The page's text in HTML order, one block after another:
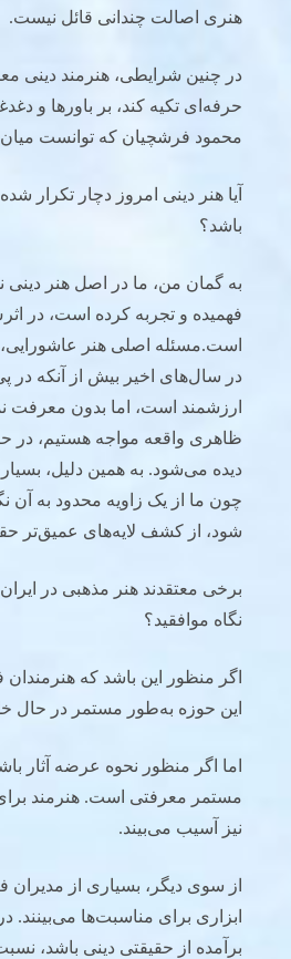
هنری اصالت چندانی قائل نیست.
در چنین شرایطی، هنرمند دینی
حرفه‌ای تکیه کند، بر باورها و
محمود فرشچیان که توانست میان
آیا هنر دینی امروز دچار
باشد؟
به گمان من، ما در اصل هنر دینی
فهمیده و تجربه کرده است، در
است.مسئله اصلی هنر
در سال‌های اخیر بیش از آنکه در
ارزشمند است، اما بدون معرفت
ظاهری واقعه مواجه هستیم، در
دیده می‌شود. به همین دلیل،
چون ما از یک زاویه محدود به آن
شود، از کشف لایه‌های عمیق‌تر
برخی معتقدند هنر مذهبی در
نگاه موافقید؟
اگر منظور این باشد که
این حوزه به‌طور مستمر در حال
اما اگر منظور نحوه عرضه آثار
مستمر معرفتی است. هنرمند برای
نیز آسیب می‌بیند.
از سوی دیگر، بسیاری از مدیران
ابزاری برای مناسبت‌ها می‌بینند.
برآمده از حقیقتی دینی باشد،